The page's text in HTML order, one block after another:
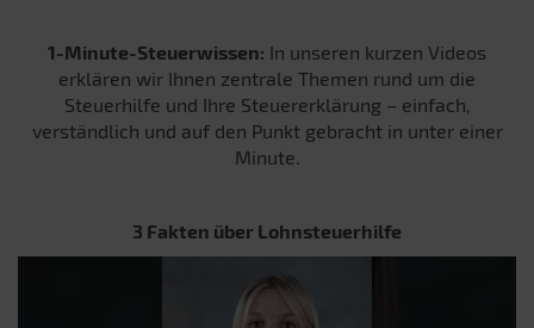
1-Minute-Steuerwissen: In unseren kurzen Videos
erklären wir Ihnen zentrale Themen rund um die
Steuerhilfe und Ihre Steuererklärung – einfach,
verständlich und auf den Punkt gebracht in unter einer
Minute.
3 Fakten über Lohnsteuerhilfe